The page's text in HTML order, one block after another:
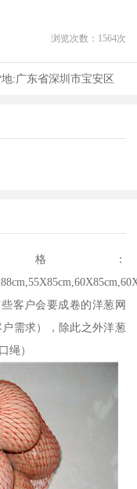
浏览次数： 1564次
:广东省深圳市宝安区
：
客户会要成卷的洋葱网
需求），除此之外洋葱
绳）